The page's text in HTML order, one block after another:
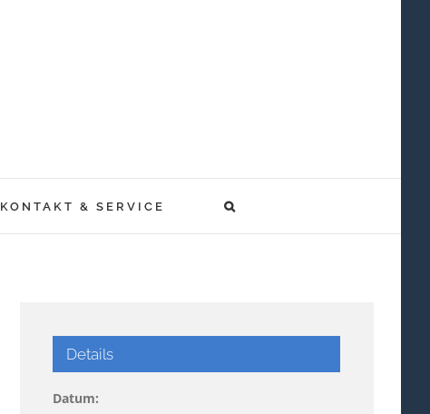
KONTAKT & SERVICE
Details
Datum: